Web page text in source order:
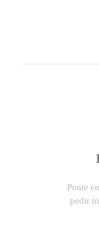
Ponte
pedir